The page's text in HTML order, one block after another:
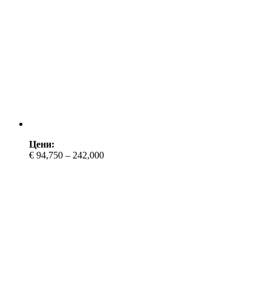
Цени:
€ 94,750 – 242,000